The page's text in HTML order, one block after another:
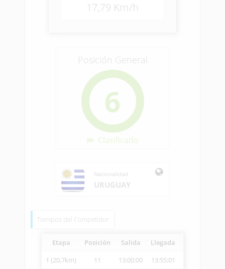
17,79 Km/h
Posición General
6
Clasificado
Nacionalidad
URUGUAY
Tiempos del Competidor
Etapa Posición Salida Llegada
1 (20,7km)
11 13:00:00 13:55:01